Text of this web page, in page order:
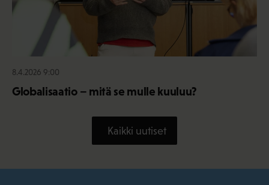
8.4.2026 9:00
Globalisaatio – mitä se mulle kuuluu?
Kaikki uutiset